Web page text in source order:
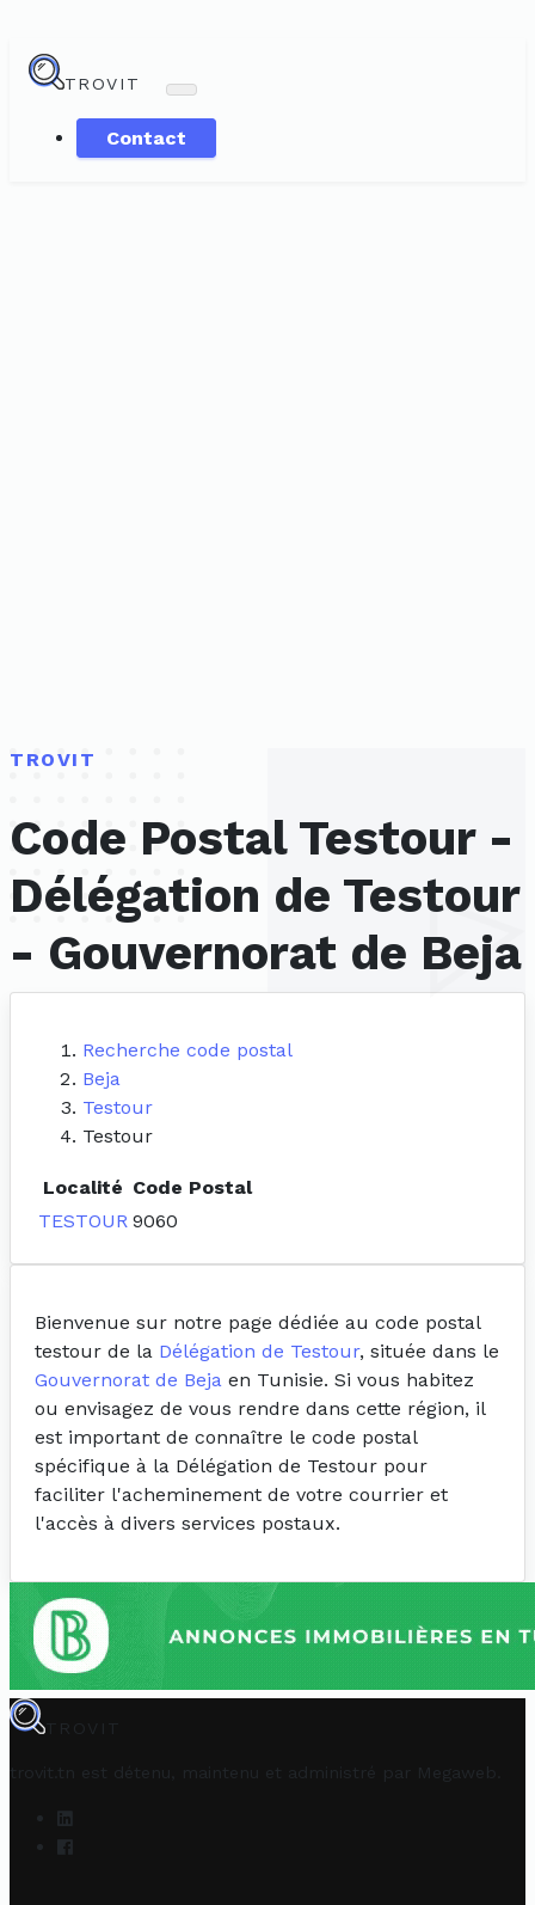
TROVIT
Contact
TROVIT
Code Postal Testour -
Délégation de Testour
- Gouvernorat de Beja
Recherche code postal
Beja
Testour
Testour
Localité Code Postal
TESTOUR 9060
Bienvenue sur notre page dédiée au code postal
testour de la Délégation de Testour, située dans le
Gouvernorat de Beja en Tunisie. Si vous habitez
ou envisagez de vous rendre dans cette région, il
est important de connaître le code postal
spécifique à la Délégation de Testour pour
faciliter l'acheminement de votre courrier et
l'accès à divers services postaux.
TROVIT
trovit.tn est détenu, maintenu et administré par Megaweb